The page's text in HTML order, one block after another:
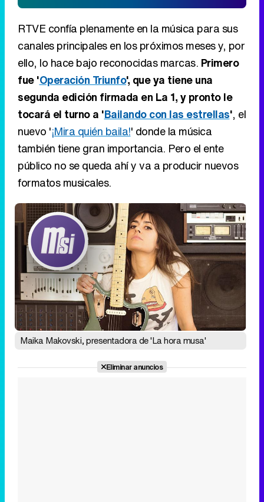
RTVE confía plenamente en la música para sus
canales principales en los próximos meses y, por
ello, lo hace bajo reconocidas marcas. Primero
fue 'Operación Triunfo', que ya tiene una
segunda edición firmada en La 1, y pronto le
tocará el turno a 'Bailando con las estrellas', el
nuevo '¡Mira quién baila!' donde la música
también tiene gran importancia. Pero el ente
público no se queda ahí y va a producir nuevos
formatos musicales.
Maika Makovski, presentadora de 'La hora musa'
Eliminar anuncios